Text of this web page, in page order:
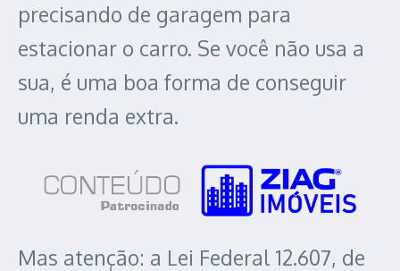
precisando de garagem para
estacionar o carro. Se você não usa a
sua, é uma boa forma de conseguir
uma renda extra.
Mas atenção: a Lei Federal 12.607, de